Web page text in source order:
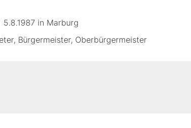
5.8.1987 in Marburg
Bürgermeister, Oberbürgermeister